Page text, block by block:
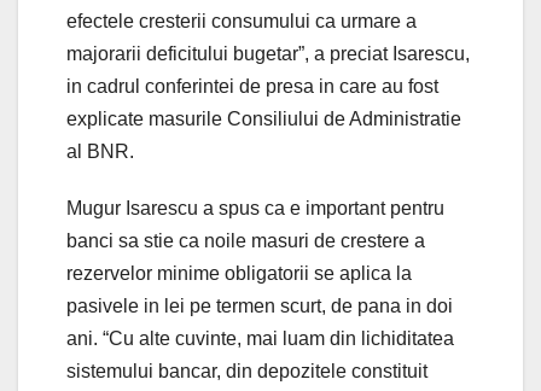
efectele cresterii consumului ca urmare a
majorarii deficitului bugetar”, a preciat Isarescu,
in cadrul conferintei de presa in care au fost
explicate masurile Consiliului de Administratie
al BNR.
Mugur Isarescu a spus ca e important pentru
banci sa stie ca noile masuri de crestere a
rezervelor minime obligatorii se aplica la
pasivele in lei pe termen scurt, de pana in doi
ani. “Cu alte cuvinte, mai luam din lichiditatea
sistemului bancar, din depozitele constituit